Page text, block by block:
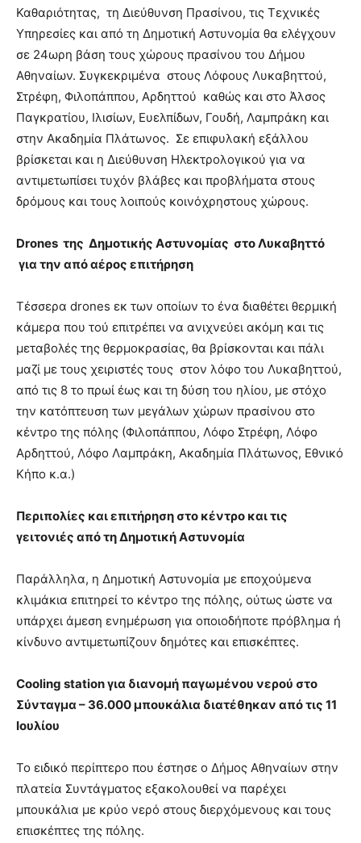
Καθαριότητας, τη Διεύθυνση Πρασίνου, τις Τεχνικές
Υπηρεσίες και από τη Δημοτική Αστυνομία θα ελέγχουν
σε 24ωρη βάση τους χώρους πρασίνου του Δήμου
Αθηναίων. Συγκεκριμένα στους Λόφους Λυκαβηττού,
Στρέφη, Φιλοπάππου, Αρδηττού καθώς και στο Άλσος
Παγκρατίου, Ιλισίων, Ευελπίδων, Γουδή, Λαμπράκη και
στην Ακαδημία Πλάτωνος. Σε επιφυλακή εξάλλου
βρίσκεται και η Διεύθυνση Ηλεκτρολογικού για να
αντιμετωπίσει τυχόν βλάβες και προβλήματα στους
δρόμους και τους λοιπούς κοινόχρηστους χώρους.
Drones της Δημοτικής Αστυνομίας στο Λυκαβηττό
για την από αέρος επιτήρηση
Τέσσερα drones εκ των οποίων το ένα διαθέτει θερμική
κάμερα που τού επιτρέπει να ανιχνεύει ακόμη και τις
μεταβολές της θερμοκρασίας, θα βρίσκονται και πάλι
μαζί με τους χειριστές τους στον λόφο του Λυκαβηττού,
από τις 8 το πρωί έως και τη δύση του ηλίου, με στόχο
την κατόπτευση των μεγάλων χώρων πρασίνου στο
κέντρο της πόλης (Φιλοπάππου, Λόφο Στρέφη, Λόφο
Αρδηττού, Λόφο Λαμπράκη, Ακαδημία Πλάτωνος, Εθνικό
Κήπο κ.α.)
Περιπολίες και επιτήρηση στο κέντρο και τις
γειτονιές από τη Δημοτική Αστυνομία
Παράλληλα, η Δημοτική Αστυνομία με εποχούμενα
κλιμάκια επιτηρεί το κέντρο της πόλης, ούτως ώστε να
υπάρχει άμεση ενημέρωση για οποιοδήποτε πρόβλημα ή
κίνδυνο αντιμετωπίζουν δημότες και επισκέπτες.
Cooling stationγια διανομή παγωμένου νερού στο
Σύνταγμα – 36.000 μπουκάλια διατέθηκαν από τις 11
Ιουλίου
Το ειδικό περίπτερο που έστησε ο Δήμος Αθηναίων στην
πλατεία Συντάγματος εξακολουθεί να παρέχει
μπουκάλια με κρύο νερό στους διερχόμενους και τους
επισκέπτες της πόλης.